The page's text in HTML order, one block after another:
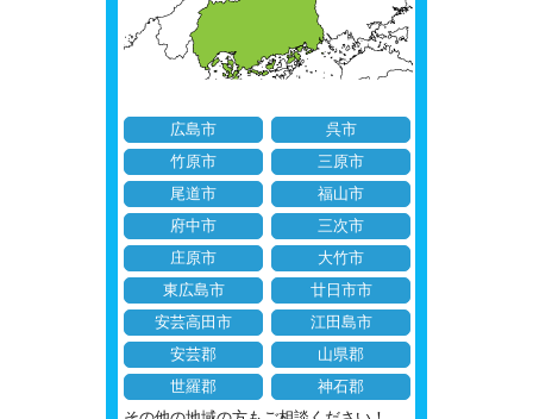
広島市
呉市
竹原市
三原市
尾道市
福山市
府中市
三次市
庄原市
大竹市
東広島市
廿日市市
安芸高田市
江田島市
安芸郡
山県郡
世羅郡
神石郡